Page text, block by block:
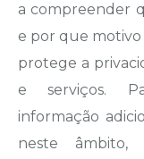
a compreender
e por que motivo
protege a
e serviços.
informação
neste âmbito,